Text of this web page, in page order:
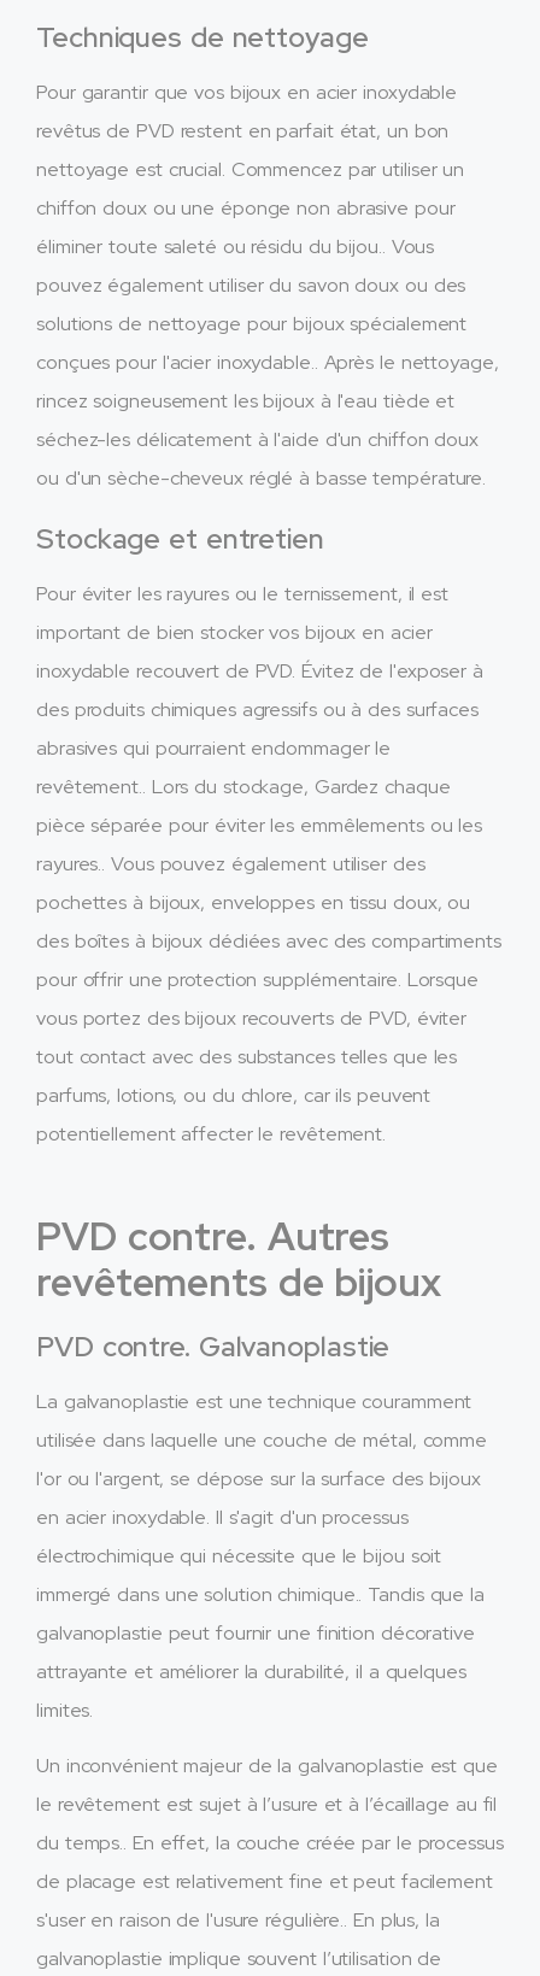
Techniques de nettoyage
Pour garantir que vos bijoux en acier inoxydable
revêtus de PVD restent en parfait état, un bon
nettoyage est crucial. Commencez par utiliser un
chiffon doux ou une éponge non abrasive pour
éliminer toute saleté ou résidu du bijou.. Vous
pouvez également utiliser du savon doux ou des
solutions de nettoyage pour bijoux spécialement
conçues pour l'acier inoxydable.. Après le nettoyage,
rincez soigneusement les bijoux à l'eau tiède et
séchez-les délicatement à l'aide d'un chiffon doux
ou d'un sèche-cheveux réglé à basse température.
Stockage et entretien
Pour éviter les rayures ou le ternissement, il est
important de bien stocker vos bijoux en acier
inoxydable recouvert de PVD. Évitez de l'exposer à
des produits chimiques agressifs ou à des surfaces
abrasives qui pourraient endommager le
revêtement.. Lors du stockage, Gardez chaque
pièce séparée pour éviter les emmêlements ou les
rayures.. Vous pouvez également utiliser des
pochettes à bijoux, enveloppes en tissu doux, ou
des boîtes à bijoux dédiées avec des compartiments
pour offrir une protection supplémentaire. Lorsque
vous portez des bijoux recouverts de PVD, éviter
tout contact avec des substances telles que les
parfums, lotions, ou du chlore, car ils peuvent
potentiellement affecter le revêtement.
PVD contre. Autres
revêtements de bijoux
PVD contre. Galvanoplastie
La galvanoplastie est une technique couramment
utilisée dans laquelle une couche de métal, comme
l'or ou l'argent, se dépose sur la surface des bijoux
en acier inoxydable. Il s'agit d'un processus
électrochimique qui nécessite que le bijou soit
immergé dans une solution chimique.. Tandis que la
galvanoplastie peut fournir une finition décorative
attrayante et améliorer la durabilité, il a quelques
limites.
Un inconvénient majeur de la galvanoplastie est que
le revêtement est sujet à l’usure et à l’écaillage au fil
du temps.. En effet, la couche créée par le processus
de placage est relativement fine et peut facilement
s'user en raison de l'usure régulière.. En plus, la
galvanoplastie implique souvent l’utilisation de